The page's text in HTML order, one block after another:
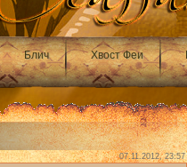
Блич Хвост Феи
07.11.2012, 23:57